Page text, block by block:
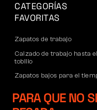
CATEGORÍAS
FAVORITAS
Zapatos de trabajo
Calzado de trabajo hasta el
tobillo
Zapatos bajos para el
Calzado informal de tobillo
PARA QUE NO